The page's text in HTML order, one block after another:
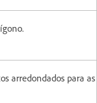
arredondados para as